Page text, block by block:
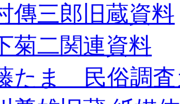
傳三郎旧蔵資料
菊二関連資料
たま 民俗調査